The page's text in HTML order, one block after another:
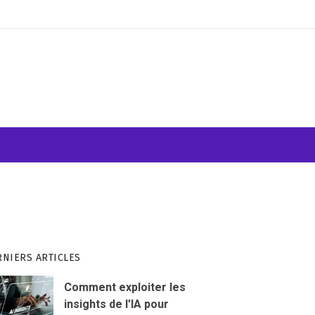
ARTICLES
Comment exploiter les
insights de l’IA pour